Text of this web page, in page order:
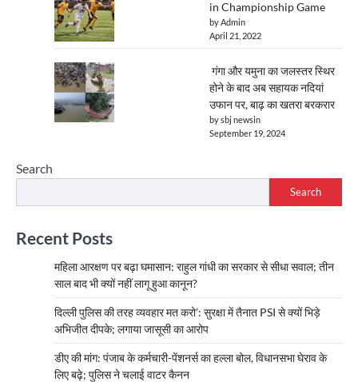
in Championship Game
by Admin
April 21, 2022
गंगा और यमुना का जलस्तर स्थिर
होने के बाद अब सहायक नदियां
उफान पर, बाढ़ का खतरा बरकरार
by sbj newsin
September 19, 2024
Search
Search
Recent Posts
महिला आरक्षण पर बढ़ा घमासान: राहुल गांधी का सरकार से सीधा सवाल; तीन
साल बाद भी क्यों नहीं लागू हुआ कानून?
दिल्ली पुलिस की तरह व्यवहार मत करो’: सुरक्षा में तैनात PSI से क्यों भिड़े
अभिजीत दीपके; लगाया जासूसी का आरोप
डीए की मांग: पंजाब के कर्मचारी-पेंशनर्स का हल्ला बोल, विधानसभा घेराव के
लिए बढ़े; पुलिस ने चलाई वाटर कैनन